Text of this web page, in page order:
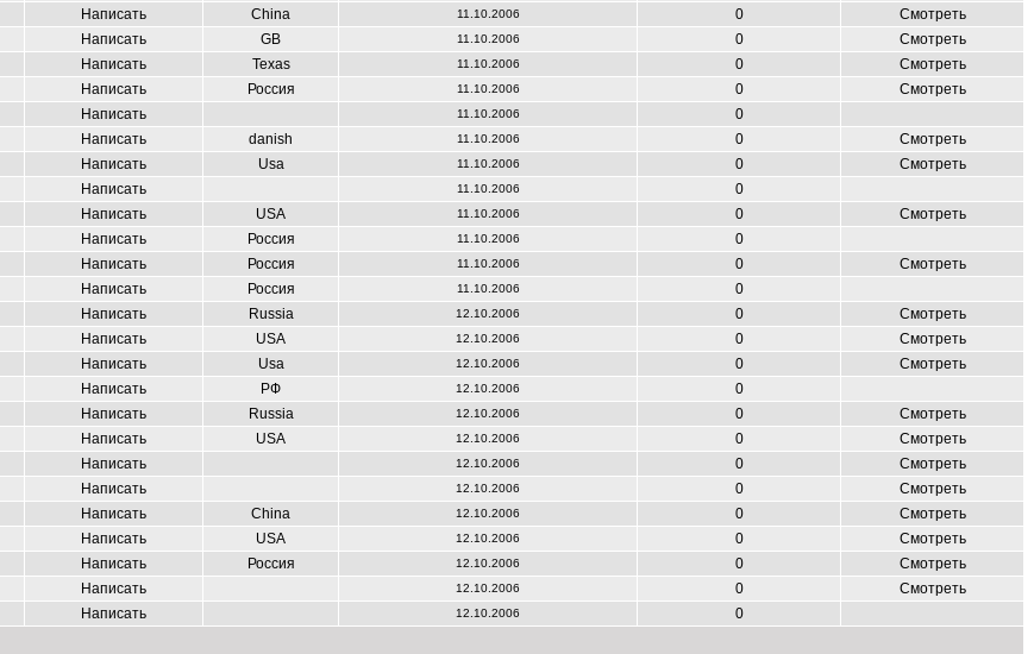
Написать China 11.10.2006 0
Смотреть
Написать GB 11.10.2006 0
Смотреть
Написать Texas 11.10.2006 0
Смотреть
Написать Россия 11.10.2006 0
Смотреть
Написать 11.10.2006
0
Написать danish 11.10.2006 0
Смотреть
Написать Usa 11.10.2006 0
Смотреть
Написать 11.10.2006
0
Написать USA 11.10.2006 0
Смотреть
Написать Россия 11.10.2006
0
Написать Россия 11.10.2006 0
Смотреть
Написать Россия 11.10.2006
0
Написать Russia 12.10.2006 0
Смотреть
Написать USA 12.10.2006 0
Смотреть
Написать Usa 12.10.2006 0
Смотреть
Написать РФ 12.10.2006
0
Написать Russia 12.10.2006 0
Смотреть
Написать USA 12.10.2006 0
Смотреть
Написать 12.10.2006 0
Смотреть
Написать 12.10.2006 0
Смотреть
Написать China 12.10.2006 0
Смотреть
Написать USA 12.10.2006 0
Смотреть
Написать Россия 12.10.2006 0
Смотреть
Написать 12.10.2006 0
Смотреть
Написать 12.10.2006 0